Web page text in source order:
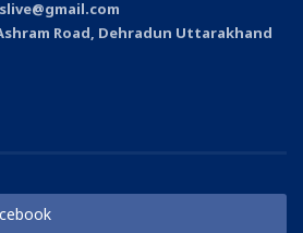
Road, Dehradun Uttarakhand